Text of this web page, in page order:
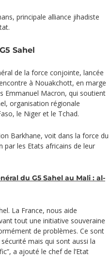
principale alliance jihadiste
Sahel
de la force conjointe, lancée
à Nouakchott, en marge
Emmanuel Macron, qui soutient
organisation régionale
le Niger et le Tchad.
Barkhane, voit dans la force du
par les Etats africains de leur
du G5 Sahel au Mali : al-
La France, nous aide
tout une initiative souveraine
de problèmes. Ce sont
mais qui sont aussi la
a ajouté le chef de l’Etat